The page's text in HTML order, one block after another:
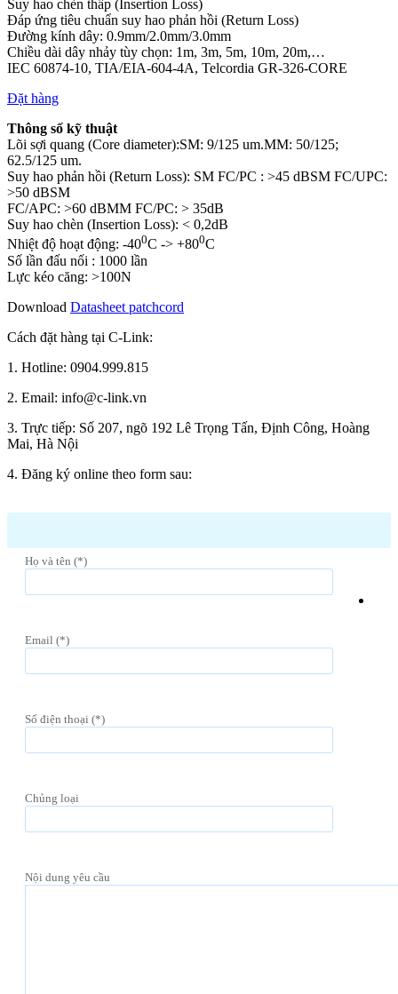
Suy hao chèn thấp (Insertion Loss)
Đáp ứng tiêu chuẩn suy hao phản hồi (Return Loss)
Đường kính dây: 0.9mm/2.0mm/3.0mm
Chiều dài dây nhảy tùy chọn: 1m, 3m, 5m, 10m, 20m,…
IEC 60874-10, TIA/EIA-604-4A, Telcordia GR-326-CORE
Đặt hàng
Thông số kỹ thuật
Lõi sợi quang (Core diameter):SM: 9/125 um.MM: 50/125;
62.5/125 um.
Suy hao phản hồi (Return Loss): SM FC/PC : >45 dBSM FC/UPC:
>50 dBSM
FC/APC: >60 dBMM FC/PC: > 35dB
Suy hao chèn (Insertion Loss): < 0,2dB
Nhiệt độ hoạt động: -400C -> +800C
Số lần đấu nối : 1000 lần
Lực kéo căng: >100N
Download Datasheet patchcord
Cách đặt hàng tại C-Link:
1. Hotline: 0904.999.815
2. Email: info@c-link.vn
3. Trực tiếp: Số 207, ngõ 192 Lê Trọng Tấn, Định Công, Hoàng
Mai, Hà Nội
4. Đăng ký online theo form sau:
Họ và tên (*)
Email (*)
Số điện thoại (*)
Chủng loại
Nội dung yêu cầu